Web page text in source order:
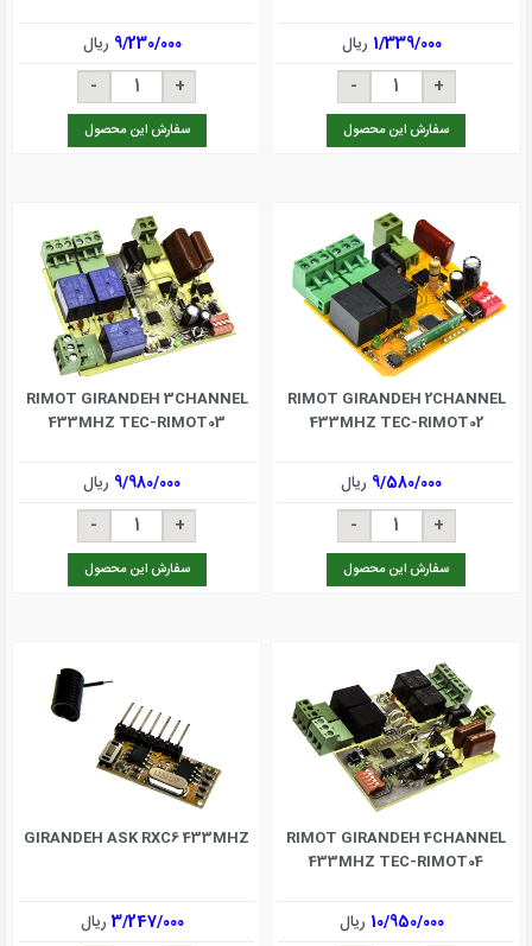
1/339/000 ریال
سفارش این محصول
9/230/000 ریال
سفارش این محصول
RIMOT GIRANDEH 2CHANNEL
433MHZ TEC-RIMOT02
9/580/000 ریال
سفارش این محصول
RIMOT GIRANDEH 3CHANNEL
433MHZ TEC-RIMOT03
9/980/000 ریال
سفارش این محصول
RIMOT GIRANDEH 4CHANNEL
433MHZ TEC-RIMOT04
10/950/000 ریال
GIRANDEH ASK RXC6 433MHZ
3/247/000ریال